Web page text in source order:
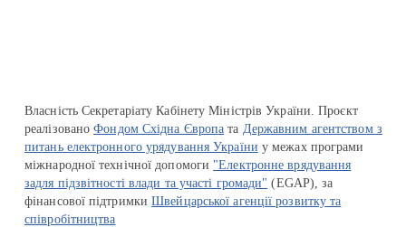
Власність Секретаріату Кабінету Міністрів України. Проєкт
реалізованоФондом Східна Європа та Державним агентством з
питань електронного урядування України у межах програми
міжнародної технічної допомоги "Електронне врядування
задля підзвітності влади та участі громади" (EGAP), за
фінансової підтримкиШвейцарської агенції розвитку та
співробітництва